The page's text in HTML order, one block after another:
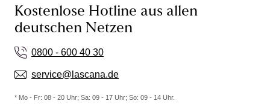
Kostenlose Hotline aus allen
deutschen Netzen
0800 - 600 40 30
service@lascana.de
* Mo - Fr: 08 - 20 Uhr; Sa: 09 - 17 Uhr; So: 09 - 14 Uhr.